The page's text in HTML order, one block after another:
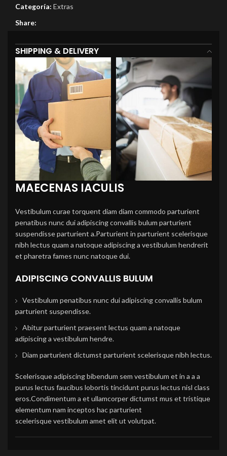
Categoría: Extras
Share:
SHIPPING & DELIVERY
MAECENAS IACULIS
Vestibulum curae torquent diam diam commodo parturient
penatibus nunc dui adipiscing convallis bulum parturient
suspendisse parturient a.Parturient in parturient scelerisque
nibh lectus quam a natoque adipiscing a vestibulum hendrerit
et pharetra fames nunc natoque dui.
ADIPISCING CONVALLIS BULUM
Vestibulum penatibus nunc dui adipiscing convallis bulum
parturient suspendisse.
Abitur parturient praesent lectus quam a natoque
adipiscing a vestibulum hendre.
Diam parturient dictumst parturient scelerisque nibh lectus.
Scelerisque adipiscing bibendum sem vestibulum et in a a a
purus lectus faucibus lobortis tincidunt purus lectus nisl class
eros.Condimentum a et ullamcorper dictumst mus et tristique
elementum nam inceptos hac parturient
scelerisque vestibulum amet elit ut volutpat.